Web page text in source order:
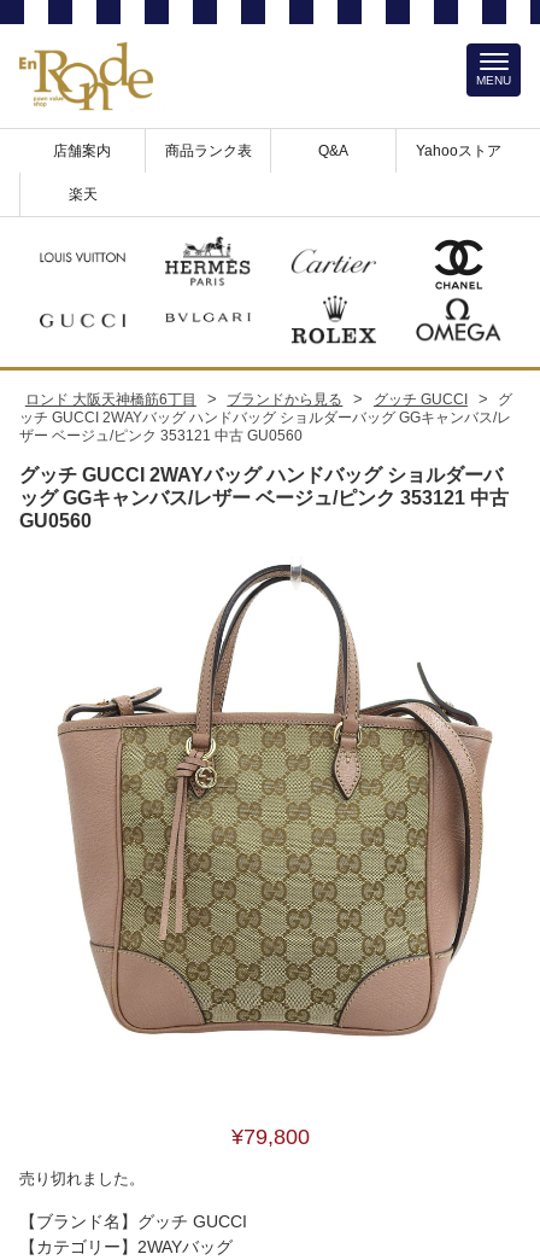
店舗案内 商品ランク表 Q&A Yahooストア
楽天
MENU
ロンド 大阪天神橋筋6丁目 > ブランドから見る > グッチ GUCCI >
グ
ッチ GUCCI 2WAYバッグ ハンドバッグ ショルダーバッグ GGキャンバス/レ
ザー ベージュ/ピンク 353121 中古 GU0560
グッチ GUCCI 2WAYバッグ ハンドバッグ ショルダーバ
ッグ GGキャンバス/レザー ベージュ/ピンク 353121 中古
GU0560
¥79,800
売り切れました。
【ブランド名】グッチ GUCCI
【カテゴリー】2WAYバッグ